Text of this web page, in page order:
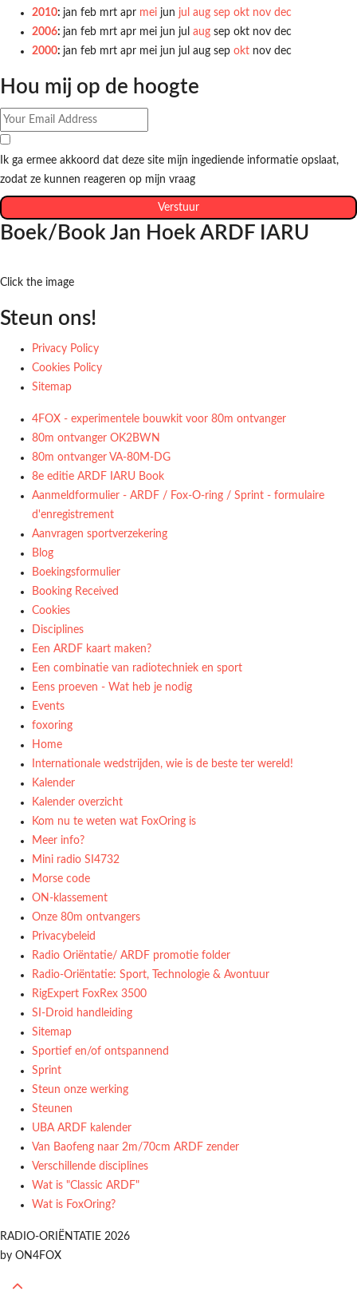
2010: jan feb mrt apr mei jun jul aug sep okt nov dec
2006: jan feb mrt apr mei jun jul aug sep okt nov dec
2000: jan feb mrt apr mei jun jul aug sep okt nov dec
Hou mij op de hoogte
Ik ga ermee akkoord dat deze site mijn ingediende informatie opslaat,
zodat ze kunnen reageren op mijn vraag
Verstuur
Boek/Book Jan Hoek ARDF IARU
Click the image
Steun ons!
Privacy Policy
Cookies Policy
Sitemap
4FOX - experimentele bouwkit voor 80m ontvanger
80m ontvanger OK2BWN
80m ontvanger VA-80M-DG
8e editie ARDF IARU Book
Aanmeldformulier - ARDF / Fox-O-ring / Sprint - formulaire
d'enregistrement
Aanvragen sportverzekering
Blog
Boekingsformulier
Booking Received
Cookies
Disciplines
Een ARDF kaart maken?
Een combinatie van radiotechniek en sport
Eens proeven - Wat heb je nodig
Events
foxoring
Home
Internationale wedstrijden, wie is de beste ter wereld!
Kalender
Kalender overzicht
Kom nu te weten wat FoxOring is
Meer info?
Mini radio SI4732
Morse code
ON-klassement
Onze 80m ontvangers
Privacybeleid
Radio Oriëntatie/ ARDF promotie folder
Radio‑Oriëntatie: Sport, Technologie & Avontuur
RigExpert FoxRex 3500
SI-Droid handleiding
Sitemap
Sportief en/of ontspannend
Sprint
Steun onze werking
Steunen
UBA ARDF kalender
Van Baofeng naar 2m/70cm ARDF zender
Verschillende disciplines
Wat is "Classic ARDF"
Wat is FoxOring?
RADIO-ORIËNTATIE 2026
by ON4FOX